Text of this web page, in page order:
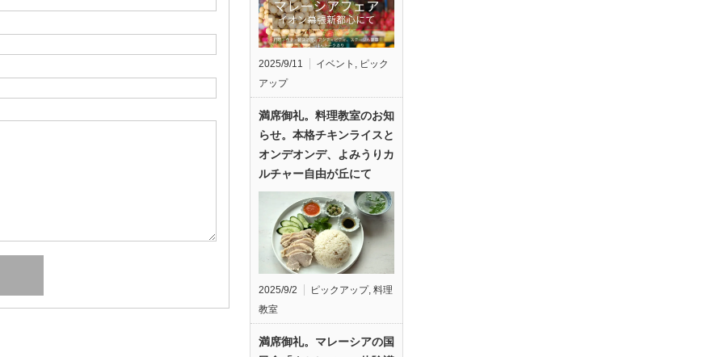
2025/9/11 イベント , ピック
アップ
満席御礼。料理教室のお知
らせ。本格チキンライスと
オンデオンデ、よみうりカ
ルチャー自由が丘にて
2025/9/2 ピックアップ, 料理
教室
満席御礼。マレーシアの国